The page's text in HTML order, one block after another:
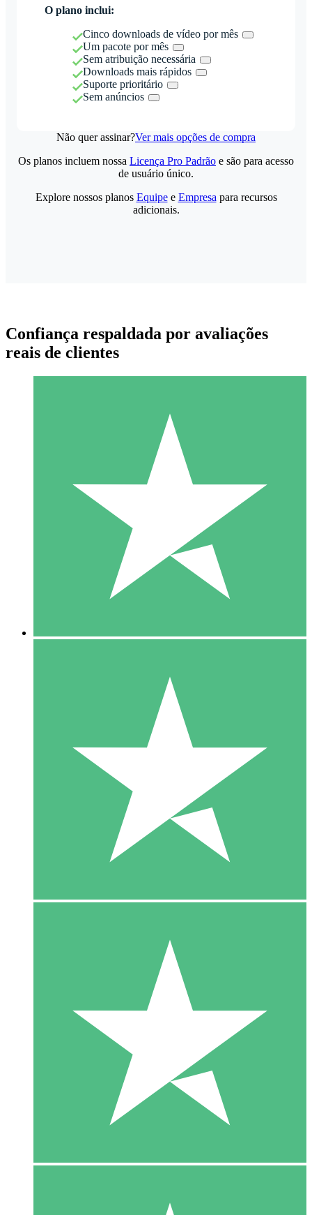
O plano inclui:
Cinco downloads de vídeo por mês
Um pacote por mês
Sem atribuição necessária
Downloads mais rápidos
Suporte prioritário
Sem anúncios
Não quer assinar?Ver mais opções de compra
Pacotes de Créditos Individuais
Pague conforme o uso com créditos de download. Sem
1000
10 Downloads
20 00
Os planos incluem nossa Licença Pro Padrão e são para acesso
de usuário único.
Explore nossos planos Equipee Empresa para recursos
adicionais.
Confiança respaldada por avaliações
reais de clientes